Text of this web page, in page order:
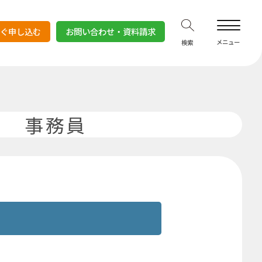
申し込む お問い合わせ・資料請求
事務員